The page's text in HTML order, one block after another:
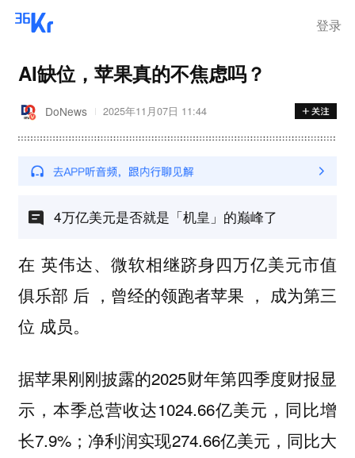
登录
AI缺位，苹果真的不焦虑吗？
DoNews 2025年11月07日 11:44
4万亿美元是否就是「机皇」的巅峰了
在 英伟达、微软相继跻身四万亿美元市值
俱乐部 后 ，曾经的领跑者苹果 ， 成为第三
位 成员。
据苹果刚刚披露的2025财年第四季度财报显
示，本季总营收达1024.66亿美元，同比增
长7.9%；净利润实现274.66亿美元，同比大